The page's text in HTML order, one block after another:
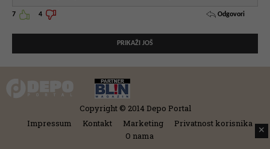
7 4 Odgovori
PRIKAŽI JOŠ
Copyright © 2014 Depo Portal
Impressum
Kontakt Marketing
Privatnost korisnika
O nama
✕